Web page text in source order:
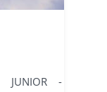
JUNIOR -